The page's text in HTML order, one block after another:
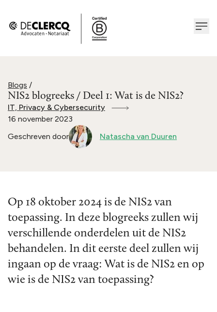
Blogs /
NIS2 blogreeks / Deel 1: Wat is de NIS2?
IT, Privacy & Cybersecurity
16 november 2023
Geschreven door
Natascha van Duuren
Op 18 oktober 2024 is de NIS2 van
toepassing. In deze blogreeks zullen wij
verschillende onderdelen uit de NIS2
behandelen. In dit eerste deel zullen wij
ingaan op de vraag: Wat is de NIS2 en op
wie is de NIS2 van toepassing?